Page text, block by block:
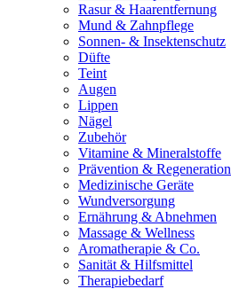
Rasur & Haarentfernung
Mund & Zahnpflege
Sonnen- & Insektenschutz
Düfte
Teint
Augen
Lippen
Nägel
Zubehör
Vitamine & Mineralstoffe
Prävention & Regeneration
Medizinische Geräte
Wundversorgung
Ernährung & Abnehmen
Massage & Wellness
Aromatherapie & Co.
Sanität & Hilfsmittel
Therapiebedarf